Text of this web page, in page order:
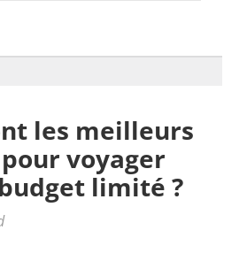
les meilleurs
voyager
limité ?